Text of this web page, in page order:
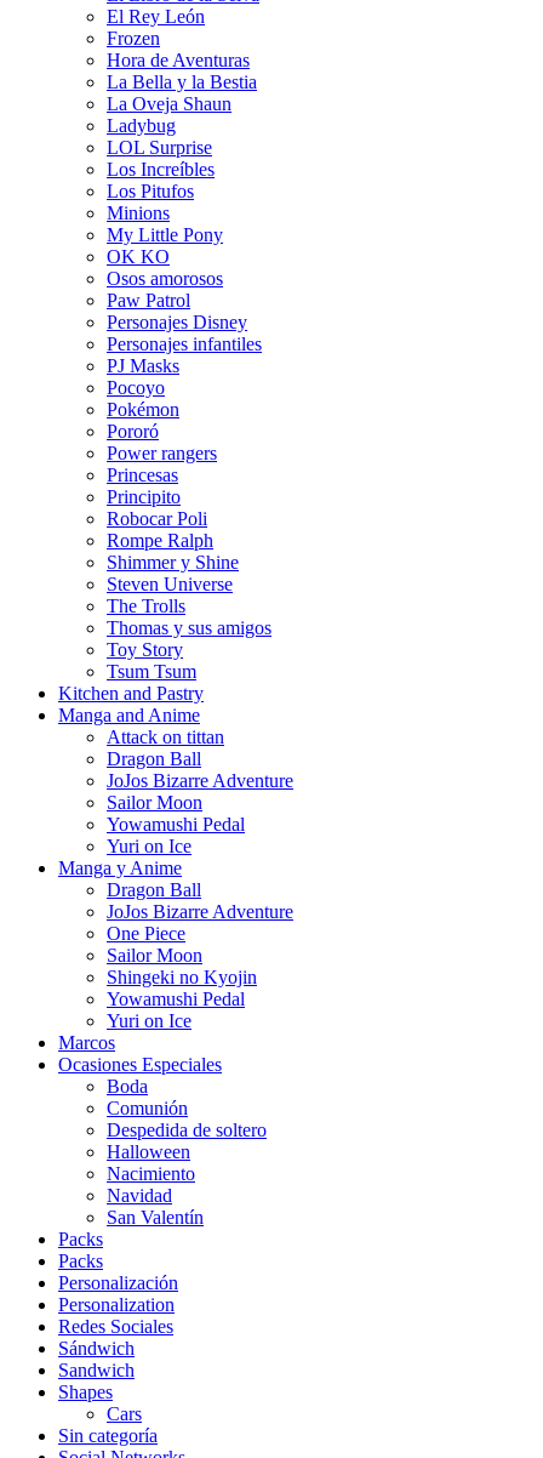
El Rey León
Frozen
Hora de Aventuras
La Bella y la Bestia
La Oveja Shaun
Ladybug
LOL Surprise
Los Increíbles
Los Pitufos
Minions
My Little Pony
OK KO
Osos amorosos
Paw Patrol
Personajes Disney
Personajes infantiles
PJ Masks
Pocoyo
Pokémon
Pororó
Power rangers
Princesas
Principito
Robocar Poli
Rompe Ralph
Shimmer y Shine
Steven Universe
The Trolls
Thomas y sus amigos
Toy Story
Tsum Tsum
Kitchen and Pastry
Manga and Anime
Attack on tittan
Dragon Ball
JoJos Bizarre Adventure
Sailor Moon
Yowamushi Pedal
Yuri on Ice
Manga y Anime
Dragon Ball
JoJos Bizarre Adventure
One Piece
Sailor Moon
Shingeki no Kyojin
Yowamushi Pedal
Yuri on Ice
Marcos
Ocasiones Especiales
Boda
Comunión
Despedida de soltero
Halloween
Nacimiento
Navidad
San Valentín
Packs
Packs
Personalización
Personalization
Redes Sociales
Sándwich
Sandwich
Shapes
Cars
Sin categoría